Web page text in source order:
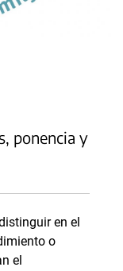
ponencia y
en el
o
el